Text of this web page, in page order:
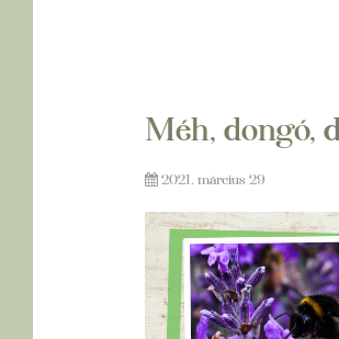
Méh, dongó,
2021. március 29